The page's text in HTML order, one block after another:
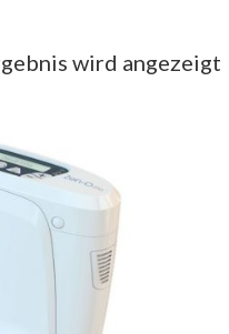
wird angezeigt